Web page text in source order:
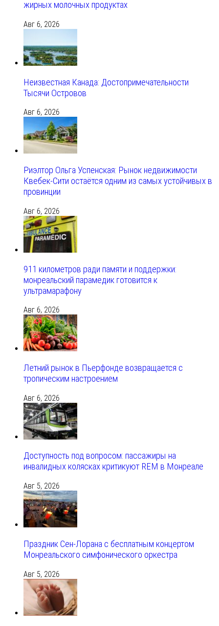
жирных молочных продуктах
Авг 6, 2026
Неизвестная Канада: Достопримечательности
Тысячи Островов
Авг 6, 2026
Риэлтор Ольга Успенская: Рынок недвижимости
Квебек-Сити остаётся одним из самых устойчивых в
провинции
Авг 6, 2026
911 километров ради памяти и поддержки:
монреальский парамедик готовится к
ультрамарафону
Авг 6, 2026
Летний рынок в Пьерфонде возвращается с
тропическим настроением
Авг 6, 2026
Доступность под вопросом: пассажиры на
инвалидных колясках критикуют REM в Монреале
Авг 5, 2026
Праздник Сен-Лорана с бесплатным концертом
Монреальского симфонического оркестра
Авг 5, 2026